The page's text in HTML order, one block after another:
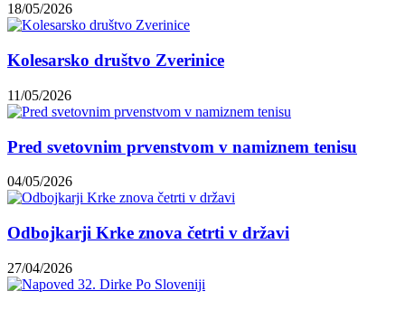
18/05/2026
Kolesarsko društvo Zverinice
11/05/2026
Pred svetovnim prvenstvom v namiznem tenisu
04/05/2026
Odbojkarji Krke znova četrti v državi
27/04/2026